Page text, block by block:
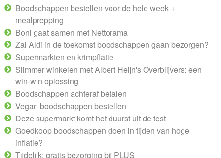
Boodschappen bestellen voor de hele week +
mealprepping
Boni gaat samen met Nettorama
Zal Aldi in de toekomst boodschappen gaan bezorgen?
Supermarkten en krimpflatie
Slimmer winkelen met Albert Heijn's Overblijvers: een
win-win oplossing
Boodschappen achteraf betalen
Vegan boodschappen bestellen
Deze supermarkt komt het duurst uit de test
Goedkoop boodschappen doen in tijden van hoge
inflatie?
Tijdelijk: gratis bezorging bij PLUS